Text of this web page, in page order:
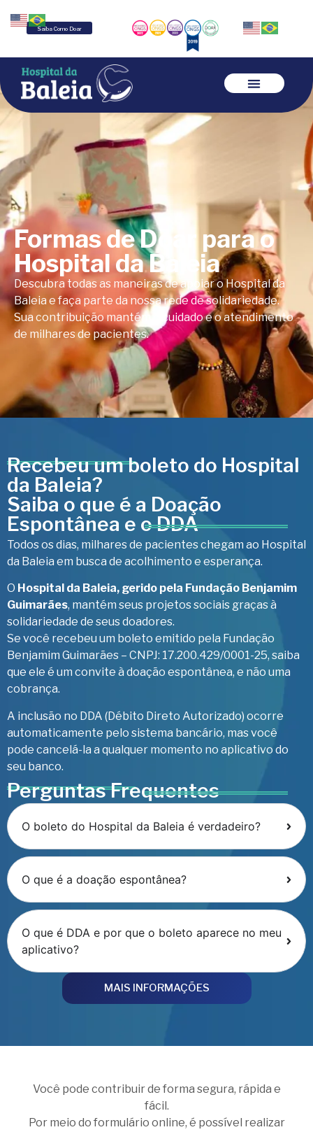
Saiba Como Doar
Formas de Doar para o
Hospital da Baleia
Descubra todas as maneiras de apoiar o Hospital da
Baleia e faça parte da nossa rede de solidariedade.
Sua contribuição mantém o cuidado e o atendimento
de milhares de pacientes.
Recebeu um boleto do Hospital
da Baleia?
Saiba o que é a Doação
Espontânea e o DDA
Todos os dias, milhares de pacientes chegam ao Hospital
da Baleia em busca de acolhimento e esperança.
O Hospital da Baleia, gerido pela Fundação Benjamim
Guimarães, mantém seus projetos sociais graças à
solidariedade de seus doadores.
Se você recebeu um boleto emitido pela Fundação
Benjamim Guimarães – CNPJ: 17.200.429/0001-25, saiba
que ele é um convite à doação espontânea, e não uma
cobrança.
A inclusão no DDA (Débito Direto Autorizado) ocorre
automaticamente pelo sistema bancário, mas você
pode cancelá-la a qualquer momento no aplicativo do
seu banco.
Perguntas Frequentes
O boleto do Hospital da Baleia é verdadeiro?
O que é a doação espontânea?
O que é DDA e por que o boleto aparece no meu
aplicativo?
MAIS INFORMAÇÕES
Você pode contribuir de forma segura, rápida e
fácil.
Por meio do formulário online, é possível realizar